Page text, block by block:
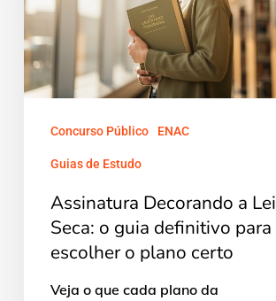
Seca:
o
guia
definitivo
para
plano
certo
Concurso Público ENAC
Guias de Estudo
Assinatura Decorando a Lei
Seca: o guia definitivo para
escolher o plano certo
Veja o que cada plano da